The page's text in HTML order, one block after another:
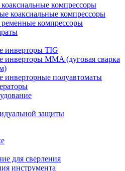
компрессоры
коаксиальные компрессоры
компрессоры
инверторы TIG
инверторы MMA (дуговая сварка
инверторные полуавтоматы
защиты
для сверления
инструмента